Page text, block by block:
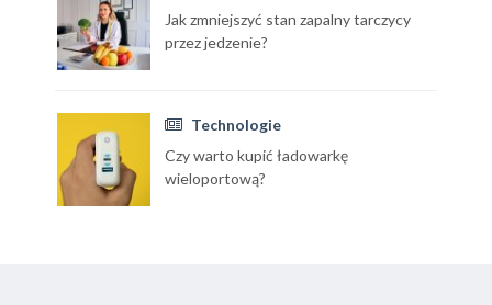
Jak zmniejszyć stan zapalny tarczycy
przez jedzenie?
Technologie
Czy warto kupić ładowarkę
wieloportową?